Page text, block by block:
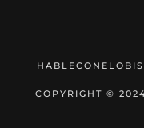
COPYRIGHT ©